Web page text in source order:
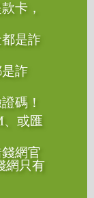
卡，
是詐
詐
碼！
、或匯
網官
網只有